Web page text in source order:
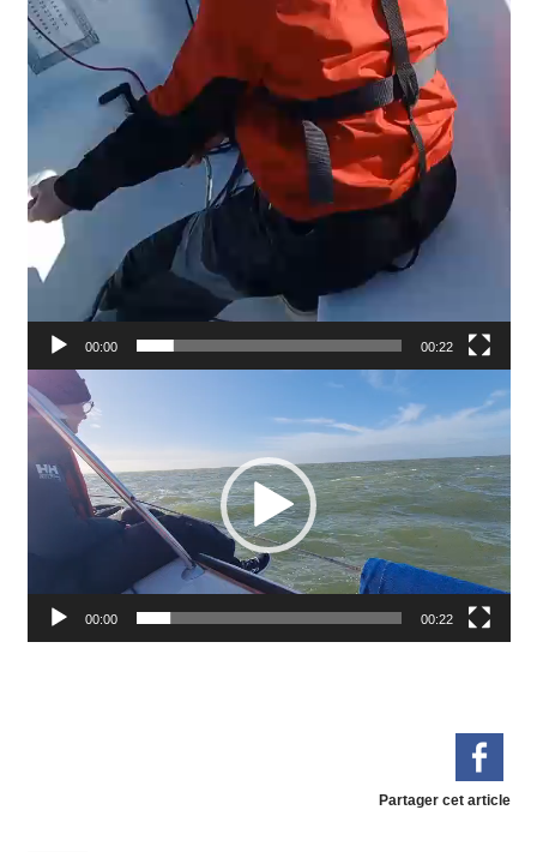
00:00 00:22
Lecteur
vidéo
00:00 00:22
Partager cet article